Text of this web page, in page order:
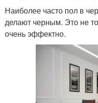
Наиболее часто пол в
делают черным. Это не
очень эффектно.